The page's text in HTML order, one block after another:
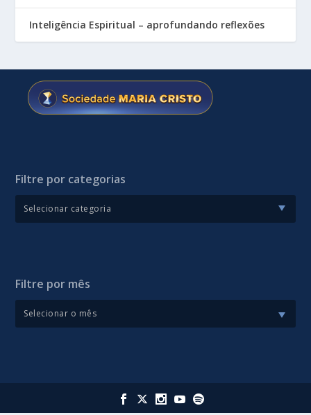
Inteligência Espiritual – aprofundando reflexões
Filtre por categorias
Filtre por mês